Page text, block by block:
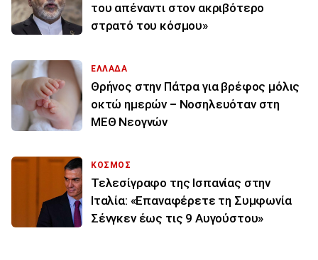
του απέναντι στον ακριβότερο
στρατό του κόσμου»
ΕΛΛΑΔΑ
Θρήνος στην Πάτρα για βρέφος μόλις
οκτώ ημερών – Νοσηλευόταν στη
ΜΕΘ Νεογνών
ΚΟΣΜΟΣ
Τελεσίγραφο της Ισπανίας στην
Ιταλία: «Επαναφέρετε τη Συμφωνία
Σένγκεν έως τις 9 Αυγούστου»